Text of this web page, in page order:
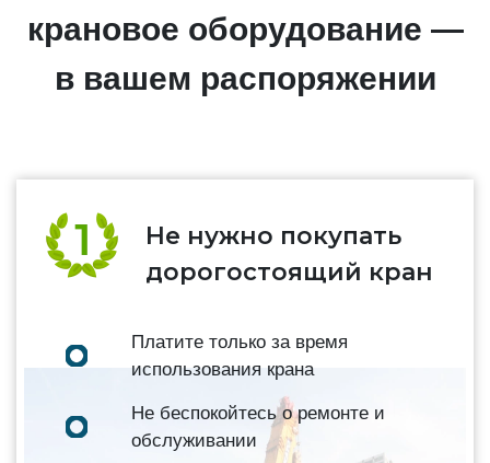
крановое оборудование —
в вашем распоряжении
Не нужно покупать
дорогостоящий кран
Платите только за время
использования крана
Не беспокойтесь о ремонте и
обслуживании